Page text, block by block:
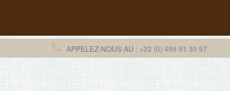
APPELEZ-NOUS AU : +32 (0) 496 91 30 97